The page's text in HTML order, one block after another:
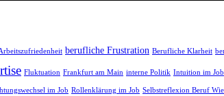
berufliche Frustration Berufliche Klarheit
Fluktuation Frankfurt am Main interne Politik Intuition im Job
im Job Rollenklärung im Job Selbstreflexion Beruf